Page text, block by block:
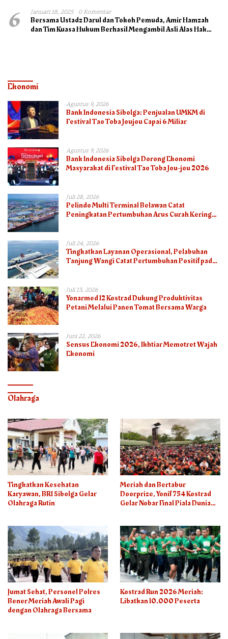
6 Januari 18, 2025 0 Komentar
Bersama Ustadz Darul dan Tokoh Pemuda, Amir Hamzah
dan Tim Kuasa Hukum Berhasil Mengambil Asli Alas Hak
Ekonomi
Agustus 9, 2026
Bank Indonesia Sibolga: Penjualan UMKM di
Festival Tao Toba Joujou Capai 6 Miliar
Agustus 9, 2026
Bank Indonesia Sibolga Dorong Ekonomi
Masyarakat di Festival Tao Toba Jou-jou 2026
Juli 28, 2026
Pelindo Multi Terminal Belawan Catat
Peningkatan Pertumbuhan Arus Curah Kering
Juli 24, 2026
Tingkatkan Layanan Operasional, Pelabuhan
Tanjung Wangi Catat Pertumbuhan Positif pada
Juli 13, 2026
Yonarmed 12 Kostrad Dukung Produktivitas
Petani Melalui Panen Tomat Bersama Warga
Juni 22, 2026
Sensus Ekonomi 2026, Ikhtiar Memotret Wajah
Ekonomi
Olahraga
Tingkatkan Kesehatan
Karyawan, BRI Sibolga Gelar
Olahraga Rutin
Meriah dan Bertabur
Doorprize, Yonif 754 Kostrad
Gelar Nobar Final Piala Dunia
Jumat Sehat, Personel Polres
Bener Meriah Awali Pagi
dengan Olahraga Bersama
Kostrad Run 2026 Meriah:
Libatkan 10.000 Peserta